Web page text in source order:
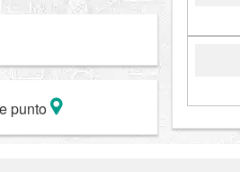
punto